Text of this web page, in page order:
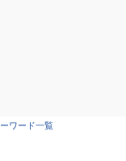
ワード一覧